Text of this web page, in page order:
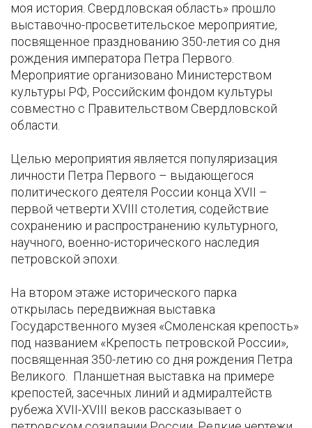
моя история. Свердловская область» прошло
выставочно-просветительское мероприятие,
посвященное празднованию 350-летия со дня
рождения императора Петра Первого.
Мероприятие организовано Министерством
культуры РФ, Российским фондом культуры
совместно с Правительством Свердловской
области.
Целью мероприятия является популяризация
личности Петра Первого – выдающегося
политического деятеля России конца XVII –
первой четверти XVIII столетия, содействие
сохранению и распространению культурного,
научного, военно-исторического наследия
петровской эпохи.
На втором этаже исторического парка
открылась передвижная выставка
Государственного музея «Смоленская крепость»
под названием «Крепость петровской России»,
посвященная 350-летию со дня рождения Петра
Великого. Планшетная выставка на примере
крепостей, засечных линий и адмиралтейств
рубежа XVII-XVIII веков рассказывает о